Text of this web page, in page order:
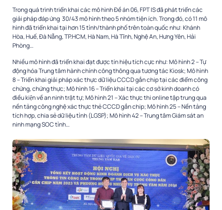
Trong quá trình triển khai các mô hình Đề án 06, FPT IS đã phát triển các
giải pháp đáp ứng 30/43 mô hình theo 5 nhóm tiện ích. Trong đó, có 11 mô
hình đã triển khai tại hơn 15 tỉnh/thành phố trên toàn quốc như: Khánh
Hòa, Huế, Đà Nẵng, TP.HCM, Hà Nam, Hà Tĩnh, Nghệ An, Hưng Yên, Hải
Phòng…
Nhiều mô hình đã triển khai đạt được tín hiệu tích cực như: Mô hình 2 – Tự
động hóa Trung tâm hành chính công thông qua tương tác Kiosk; Mô hình
8 – Triển khai giải pháp xác thực dữ liệu CCCD gắn chip tại các điểm công
chứng, chứng thực; Mô hình 16 – Triển khai tại các cơ sở kinh doanh có
điều kiện về an ninh trật tự; Mô hình 21 – Xác thực thi online tập trung qua
nền tảng công nghệ xác thực thẻ CCCD gắn chip; Mô hình 25 – Nền tảng
tích hợp, chia sẻ dữ liệu tỉnh (LGSP); Mô hình 42 – Trung tâm Giám sát an
ninh mạng SOC tỉnh…